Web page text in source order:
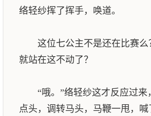
络轻纱挥了挥手，唤道。
这位七公主不是还在比赛么
就站在这不动了？
“哦。”络轻纱这才反应过来
点头，调转马头，马鞭一甩，喊